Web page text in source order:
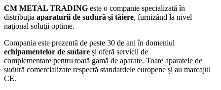
CM METAL TRADING este o companie specializată în
distribuția aparaturii de sudură şi tăiere, furnizând la nivel
naţional soluţii optime.
Compania este prezentă de peste 30 de ani în domeniul
echipamentelor de sudare și oferă servicii de
complementare pentru toată gamă de aparate. Toate aparatele de
sudură comercializate respectă standardele europene și au marcajul
CE.